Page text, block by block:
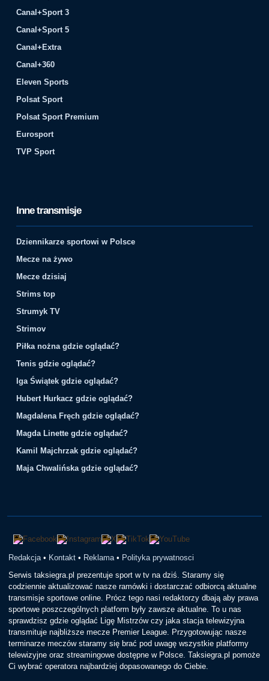
Canal+Sport 3
Canal+Sport 5
Canal+Extra
Canal+360
Eleven Sports
Polsat Sport
Polsat Sport Premium
Eurosport
TVP Sport
Inne transmisje
Dziennikarze sportowi w Polsce
Mecze na żywo
Mecze dzisiaj
Strims top
Strumyk TV
Strimov
Piłka nożna gdzie oglądać?
Tenis gdzie oglądać?
Iga Świątek gdzie oglądać?
Hubert Hurkacz gdzie oglądać?
Magdalena Fręch gdzie oglądać?
Magda Linette gdzie oglądać?
Kamil Majchrzak gdzie oglądać?
Maja Chwalińska gdzie oglądać?
Redakcja • Kontakt • Reklama • Polityka prywatnosci
Serwis taksiegra.pl prezentuje sport w tv na dziś. Staramy się
codziennie aktualizować nasze ramówki i dostarczać odbiorcą aktualne
transmisje sportowe online. Prócz tego nasi redaktorzy dbają aby prawa
sportowe poszczególnych platform były zawsze aktualne. To u nas
sprawdzisz gdzie oglądać Ligę Mistrzów czy jaka stacja telewizyjna
transmituje najbliższe mecze Premier League. Przygotowując nasze
terminarze meczów staramy się brać pod uwagę wszystkie platformy
telewizyjne oraz streamingowe dostępne w Polsce. Taksiegra.pl pomoże
Ci wybrać operatora najbardziej dopasowanego do Ciebie.